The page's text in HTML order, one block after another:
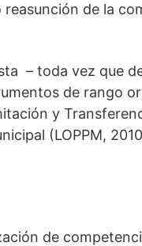
de la
– toda vez que
de rango
y
(LOPPM,
de